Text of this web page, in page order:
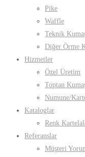
Pike
Waffle
Teknik
Diğer Örme
Hizmetler
Özel Üretim
Toptan
Numune/
Kataloglar
Renk
Referanslar
Müşteri